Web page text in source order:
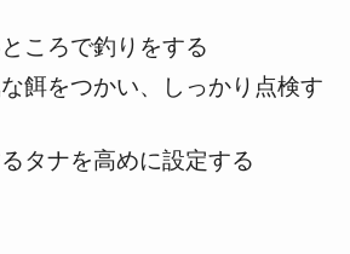
ころで釣りをする
餌をつかい、しっかり点検す
タナを高めに設定する